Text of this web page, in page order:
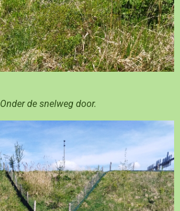
Onder de snelweg door.